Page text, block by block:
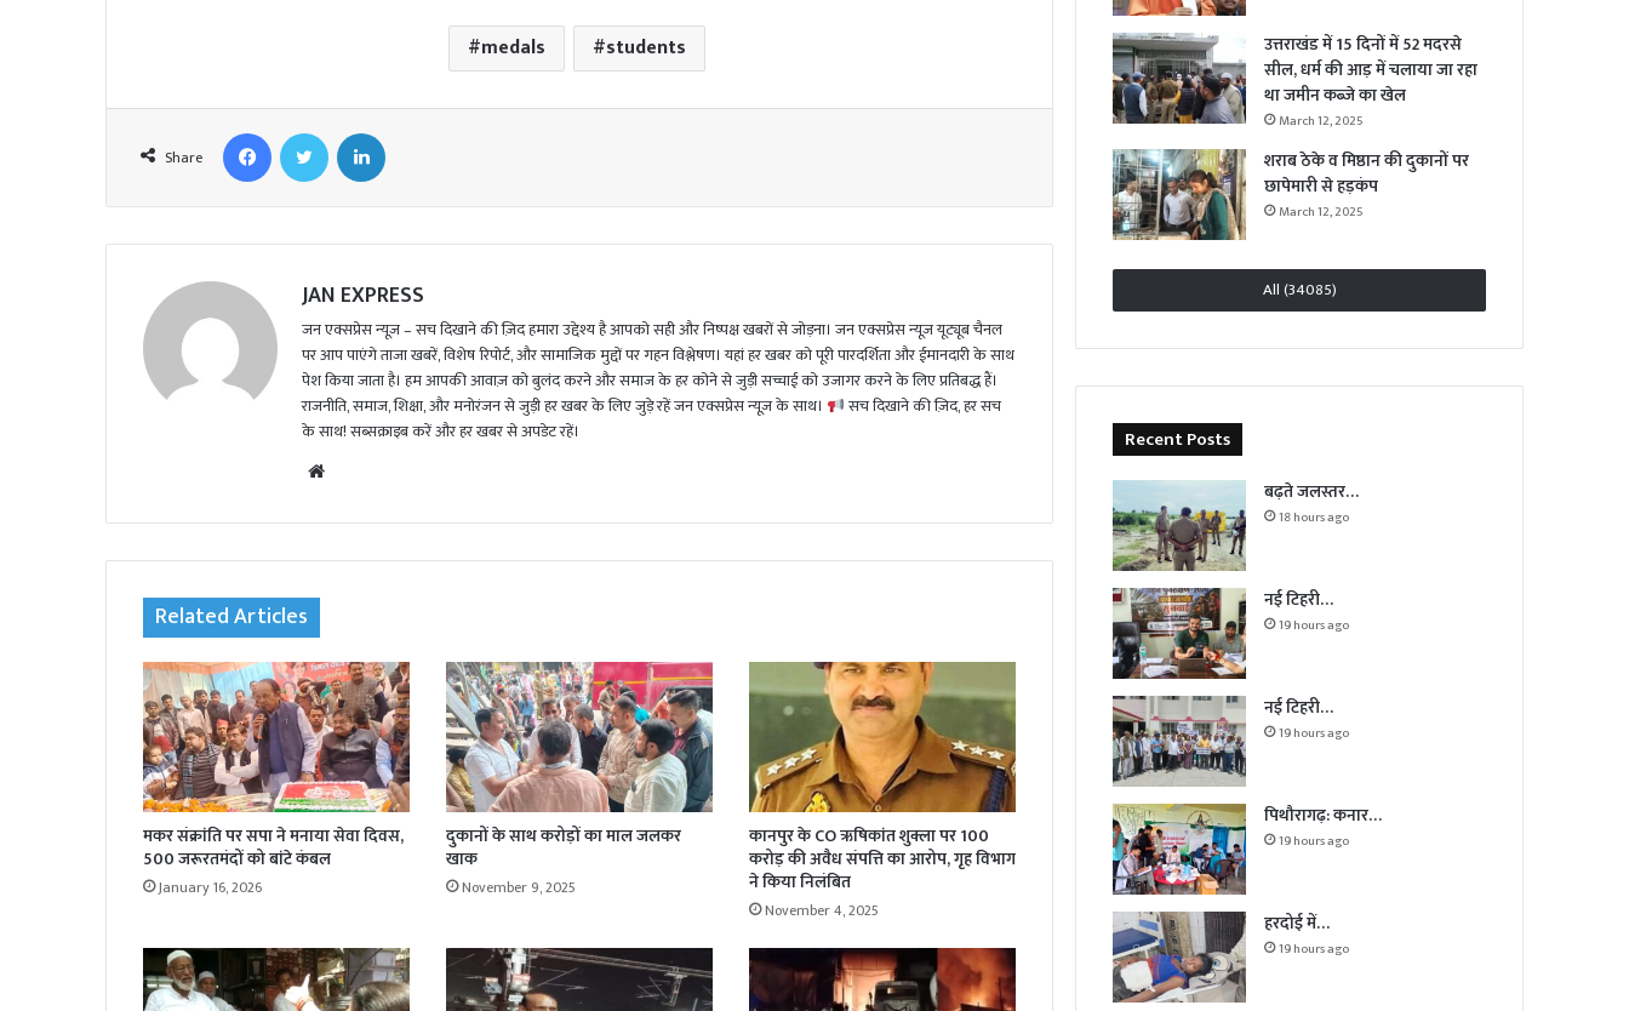
medals students
Share
JAN EXPRESS
जन एक्सप्रेस न्यूज़ – सच दिखाने की ज़िद हमारा उद्देश्य है आपको सही और निष्पक्ष खबरों से जोड़ना। जन एक्सप्रेस न्यूज़ यूट्यूब चैनल
पर आप पाएंगे ताजा खबरें, विशेष रिपोर्ट, और सामाजिक मुद्दों पर गहन विश्लेषण। यहां हर खबर को पूरी पारदर्शिता और ईमानदारी के साथ
पेश किया जाता है। हम आपकी आवाज़ को बुलंद करने और समाज के हर कोने से जुड़ी सच्चाई को उजागर करने के लिए प्रतिबद्ध हैं।
राजनीति, समाज, शिक्षा, और मनोरंजन से जुड़ी हर खबर के लिए जुड़े रहें जन एक्सप्रेस न्यूज़ के साथ।
सच दिखाने की ज़िद, हर सच
के साथ! सब्सक्राइब करें और हर खबर से अपडेट रहें।
te
Related Articles
मकर संक्रांति पर सपा ने मनाया सेवा दिवस,
500 जरूरतमंदों को बांटे कंबल
January 16, 2026
दुकानों के साथ करोड़ों का माल जलकर
खाक
November 9, 2025
कानपुर के CO ऋषिकांत शुक्ला पर 100
करोड़ की अवैध संपत्ति का आरोप, गृह विभाग
ने किया निलंबित
November 4, 2025
उत्तराखंड में 15 दिनों में 52 मदरसे
सील, धर्म की आड़ में चलाया जा रहा
था जमीन कब्जे का खेल
March 12, 2025
शराब ठेके व मिष्ठान की दुकानों पर
छापेमारी से हड़कंप
March 12, 2025
All (34085)
Recent Posts
बढ़ते जलस्तर…
18 hours ago
नई टिहरी…
19 hours ago
नई टिहरी…
19 hours ago
पिथौरागढ़: कनार…
19 hours ago
हरदोई में…
19 hours ago